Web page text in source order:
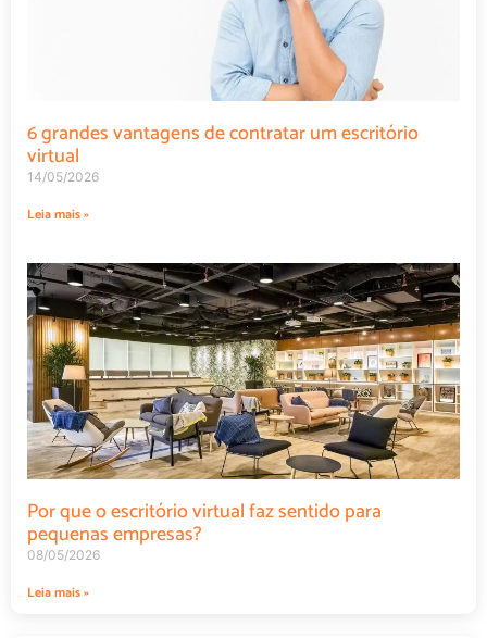
6 grandes vantagens de contratar um escritório
virtual
14/05/2026
Leia mais »
Por que o escritório virtual faz sentido para
pequenas empresas?
08/05/2026
Leia mais »